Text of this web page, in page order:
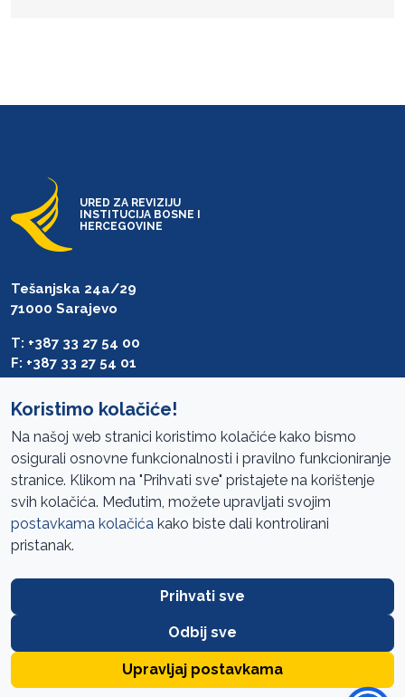
URED ZA REVIZIJU
INSTITUCIJA BOSNE I
HERCEGOVINE
Tešanjska 24a/29
71000 Sarajevo
T: +387 33 27 54 00
F: +387 33 27 54 01
Pristup informacijama
Mapa sajta
Oglasi
FAQ
Koristimo kolačiće!
Na našoj web stranici koristimo kolačiće kako bismo
osigurali osnovne funkcionalnosti i pravilno funkcioniranje
stranice. Klikom na "Prihvati sve" pristajete na korištenje
svih kolačića. Međutim, možete upravljati svojim
postavkama kolačića kako biste dali kontrolirani
pristanak.
Prihvati sve
Odbij sve
Upravljaj postavkama